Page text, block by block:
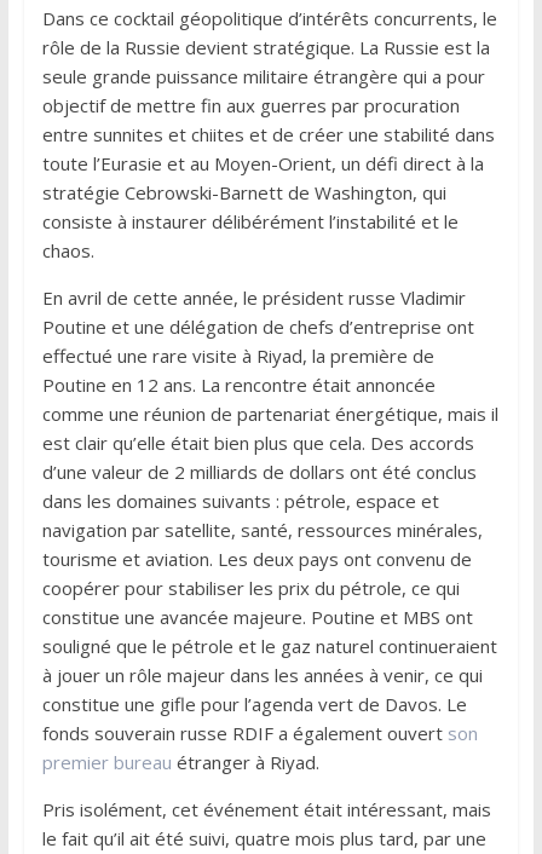
Dans ce cocktail géopolitique d’intérêts concurrents, le
rôle de la Russie devient stratégique. La Russie est la
seule grande puissance militaire étrangère qui a pour
objectif de mettre fin aux guerres par procuration
entre sunnites et chiites et de créer une stabilité dans
toute l’Eurasie et au Moyen-Orient, un défi direct à la
stratégie Cebrowski-Barnett de Washington, qui
consiste à instaurer délibérément l’instabilité et le
chaos.
En avril de cette année, le président russe Vladimir
Poutine et une délégation de chefs d’entreprise ont
effectué une rare visite à Riyad, la première de
Poutine en 12 ans. La rencontre était annoncée
comme une réunion de partenariat énergétique, mais il
est clair qu’elle était bien plus que cela. Des accords
d’une valeur de 2 milliards de dollars ont été conclus
dans les domaines suivants : pétrole, espace et
navigation par satellite, santé, ressources minérales,
tourisme et aviation. Les deux pays ont convenu de
coopérer pour stabiliser les prix du pétrole, ce qui
constitue une avancée majeure. Poutine et MBS ont
souligné que le pétrole et le gaz naturel continueraient
à jouer un rôle majeur dans les années à venir, ce qui
constitue une gifle pour l’agenda vert de Davos. Le
fonds souverain russe RDIF a également ouvert son
premier bureau étranger à Riyad.
Pris isolément, cet événement était intéressant, mais
le fait qu’il ait été suivi, quatre mois plus tard, par une